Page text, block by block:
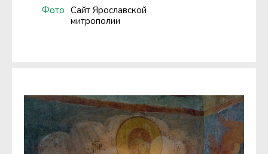
Фото Сайт Ярославской
митрополии